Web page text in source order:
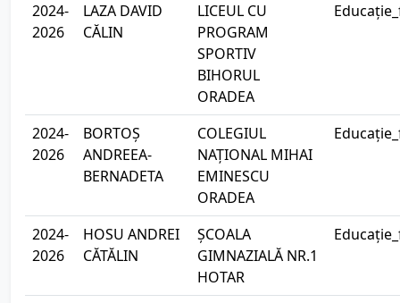
2024-
2026
LAZA DAVID
CĂLIN
LICEUL CU
PROGRAM
SPORTIV
BIHORUL
ORADEA
2024-
2026
BORTOȘ
ANDREEA-
BERNADETA
COLEGIUL
NAȚIONAL MIHAI
EMINESCU
ORADEA
2024-
2026
HOSU ANDREI
CĂTĂLIN
ȘCOALA
GIMNAZIALĂ NR.1
HOTAR